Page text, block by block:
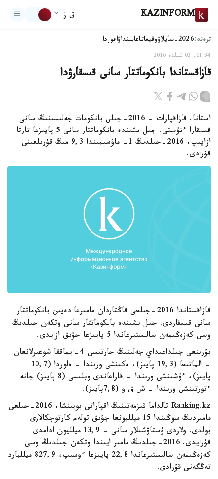
KAZINFORM ق ز
ترەند:2026-سايلاۋ وقيعاتاعايىنداۋاقوردا
11:34, 03 شىلدە 2016
قازاقستاندا بانكوماتتار سانى قىسقارۋدا
استانا. قازاقپارات - 2016-جىلى بانكومات جەلىسىنىڭ سانى
قىسقارا ءتۇستى. جىل ىشىندە بانكوماتتار سانى 5 پايىزعا تارتا
ازايىپ، 2016-جىلدىڭ 1- ماۋسىمىندا 9,3 مىڭ قۇرىلعىنى
قۇرادى.
قازاقستاندا 2016-جىلعى قاڭتاردان مامىرعا دەيىن بانكوماتتار
سانى قىسقاردى. جىل ىشىندە بانكوماتتار سانى وتكەن جىلدىڭ
وسى كەزەڭىمەن سالىستىرعاندا 5 پايىزعا جۋىق ازايدى.
بۇرىنعى جىلداعىداي جەلىنىڭ جارتىسى 4-ايماققا شوعىرلانعان
- الماتىعا (19,3 پايىز)، ەكىنشى ورىندا - ەلوردا (10,7
پايىز)، ءۇشىنشى ورىندا - قاراعاندى وبلىسى (8 پايىز) جانە
ءتورتىنشى ورىندا - ش ق و (7,8پايىز).
Ranking.kz تالداما قىزمەتىنىڭ اقپاراتى بويىنشا، 2016-جىلعى
مامىردىڭ سوڭىندا 15 ميلليونعا جۋىق تولەم كارتوچكالارى
بولدى. ولاردى ۇستاۋشىلار سانى - 13,9 ميلليون ادامدى
قۇرايدى. 2016-جىلدىڭ مامىر ايىندا وتكەن جىلدىڭ وسى
كەزەڭىمەن سالىستىرعاندا 22,8 پايىزعا ءوسىپ، 827,9 ميلليارد
تەڭگەنى قۇرادى.